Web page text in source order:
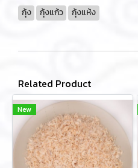
กุ้ง กุ้งแก้ว กุ้งแห้ง
Related Product
New